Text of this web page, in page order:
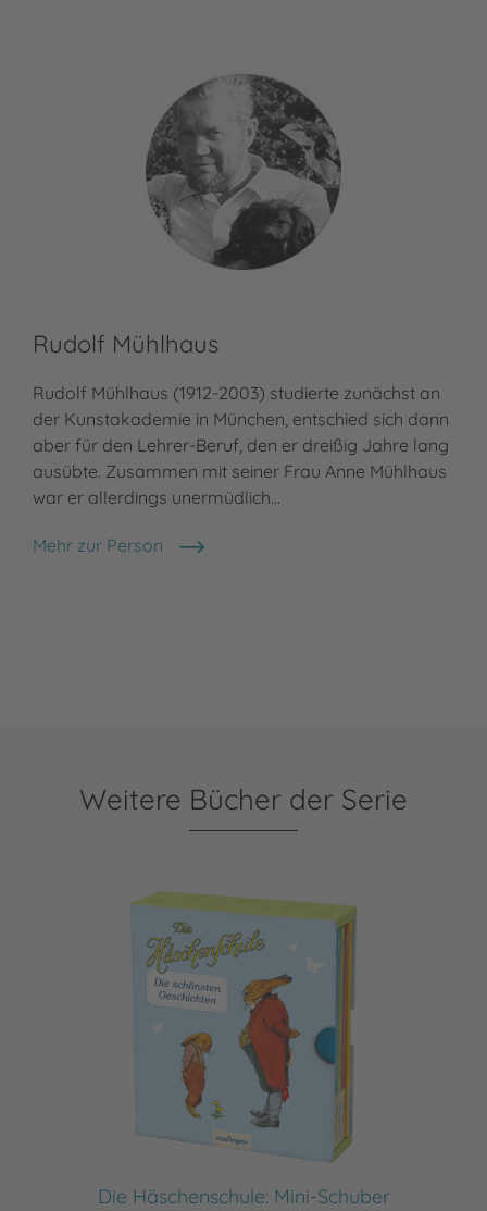
Rudolf Mühlhaus
Rudolf Mühlhaus (1912-2003) studierte zunächst an
der Kunstakademie in München, entschied sich dann
aber für den Lehrer-Beruf, den er dreißig Jahre lang
ausübte. Zusammen mit seiner Frau Anne Mühlhaus
war er allerdings unermüdlich…
Mehr zur Person
Rudolf Mühlhaus
Weitere Bücher der Serie
Die Häschenschule: Mini-Schuber